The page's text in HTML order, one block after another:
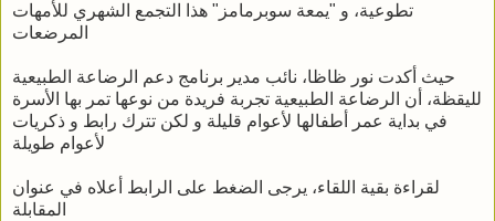
تطوعية، و "يمعة سوبرمامز" هذا التجمع الشهري للأمهات
المرضعات
حيث أكدت نور ظاظا، نائب مدير برنامج دعم الرضاعة الطبيعية
لليقظة، أن الرضاعة الطبيعية تجربة فريدة من نوعها تمر بها الأسرة
في بداية عمر أطفالها لأعوام قليلة و لكن تترك رابط و ذكريات
لأعوام طويلة
لقراءة بقية اللقاء، يرجى الضغط على الرابط أعلاه في عنوان
المقابلة